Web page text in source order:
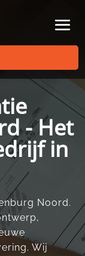
- Het
in
Noord.​
Wij